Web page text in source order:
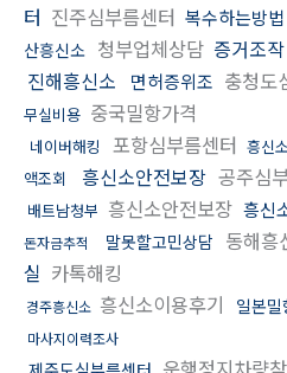
터 진주심부름센터 복수하는방법
산흥신소 청부업체상담 증거조작
진해흥신소
면허증위조 충청도
무실비용 중국밀항가격
네이버해킹 포항심부름센터 흥신
액조회
흥신소안전보장 공주심
배트남청부 흥신소안전보장 흥신
돈자금추적
말못할고민상담 동해흥
실 카톡해킹
경주흥신소 흥신소이용후기 일본
마사지이력조사